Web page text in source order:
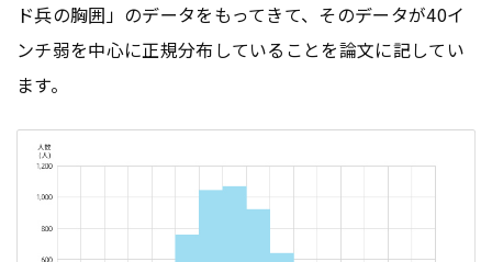
ド兵の胸囲」のデータをもってきて、そのデータが40イ
ンチ弱を中心に正規分布していることを論文に記してい
ます。